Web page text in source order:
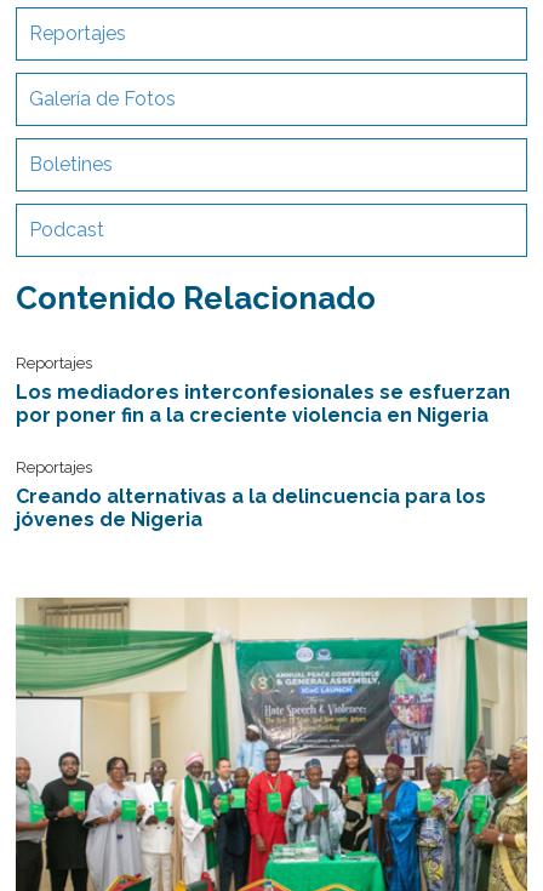
Reportajes
Galería de Fotos
Boletines
Podcast
Contenido Relacionado
Reportajes
Los mediadores interconfesionales se esfuerzan
por poner fin a la creciente violencia en Nigeria
Reportajes
Creando alternativas a la delincuencia para los
jóvenes de Nigeria